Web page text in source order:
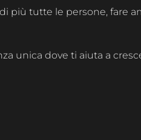
più tutte le persone, fare
unica dove ti aiuta a